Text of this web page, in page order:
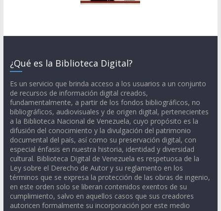
¿Qué es la Biblioteca Digital?
Es un servicio que brinda acceso a los usuarios a un conjunto
de recursos de información digital creados,
fundamentalmente, a partir de los fondos bibliográficos, no
bibliográficos, audiovisuales y de origen digital, pertenecientes
a la Biblioteca Nacional de Venezuela, cuyo propósito es la
difusión del conocimiento y la divulgación del patrimonio
documental del país, así como su preservación digital, con
especial énfasis en nuestra historia, identidad y diversidad
cultural. Biblioteca Digital de Venezuela es respetuosa de la
Ley sobre el Derecho de Autor y su reglamento en los
términos que se expresa la protección de las obras de ingenio,
en este orden solo se liberan contenidos exentos de su
cumplimiento, salvo en aquellos casos que sus creadores
autoricen formalmente su incorporación por este medio